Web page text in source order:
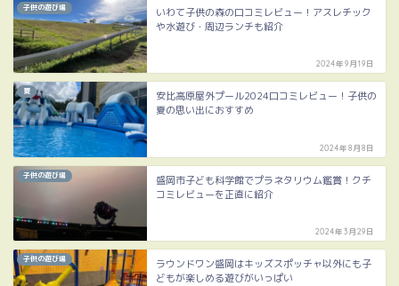
子供の遊び場
いわて子供の森の口コミレビュー！アスレチック
や水遊び・周辺ランチも紹介
2024年9月19日
夏
安比高原屋外プール2024口コミレビュー！子供の
夏の思い出におすすめ
2024年8月8日
子供の遊び場
盛岡市子ども科学館でプラネタリウム鑑賞！クチ
コミレビューを正直に紹介
2024年3月29日
子供の遊び場
ラウンドワン盛岡はキッズスポッチャ以外にも子
どもが楽しめる遊びがいっぱい